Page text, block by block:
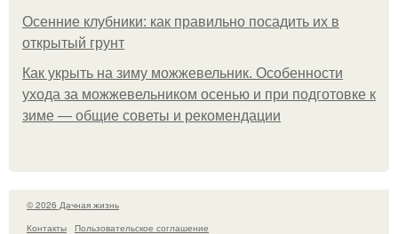
Осенние клубники: как правильно посадить их в
открытый грунт
Как укрыть на зиму можжевельник. Особенности
ухода за можжевельником осенью и при подготовке к
зиме — общие советы и рекомендации
© 2026 Дачная жизнь
Контакты
Пользовательское соглашение